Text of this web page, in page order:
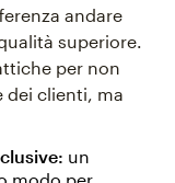
andare
superiore.
per non
dei clienti, ma
un